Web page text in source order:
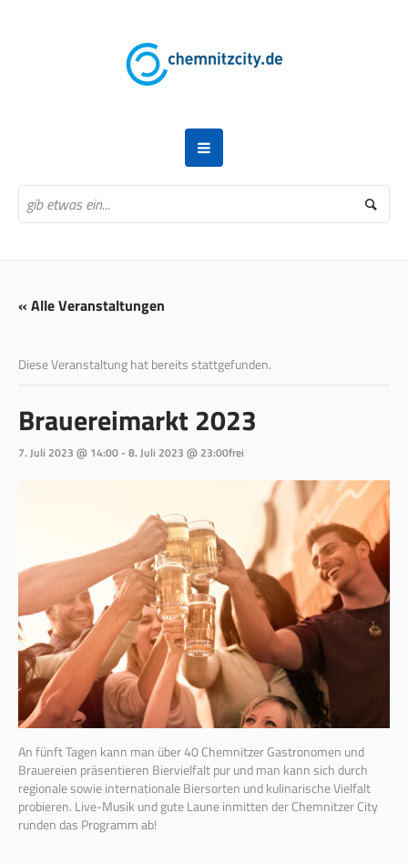
« Alle Veranstaltungen
Diese Veranstaltung hat bereits stattgefunden.
Brauereimarkt 2023
7. Juli 2023 @ 14:00-8. Juli 2023 @ 23:00frei
An fünft Tagen kann man über 40 Chemnitzer Gastronomen und
Brauereien präsentieren Biervielfalt pur und man kann sich durch
regionale sowie internationale Biersorten und kulinarische Vielfalt
probieren. Live-Musik und gute Laune inmitten der Chemnitzer City
runden das Programm ab!